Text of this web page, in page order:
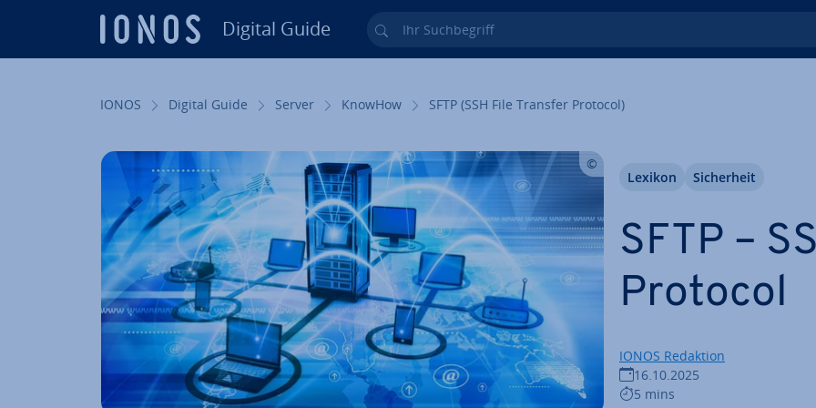
Digital Guide Ihr Such­be­griff
IONOS Digital Guide Server KnowHow SFTP (SSH File Transfer Protocol)
SFTP –
Protocol
IONOS Redaktion
16.10.2025
5 mins
Lexikon Si­cher­heit